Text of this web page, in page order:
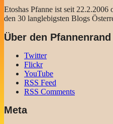
Etoshas Pfanne ist seit 22.2.2006
den 30 langlebigsten Blogs
Über den Pfannenrand
Twitter
Flickr
YouTube
RSS Feed
RSS Comments
Meta